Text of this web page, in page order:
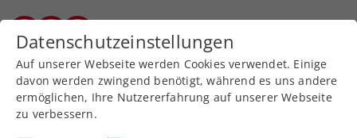
Zurück zur Newsübersicht
Turniere
Datenschutzeinstellungen
Auf unserer Webseite werden Cookies verwendet. Einige
davon werden zwingend benötigt, während es uns andere
ermöglichen, Ihre Nutzererfahrung auf unserer Webseite
zu verbessern.